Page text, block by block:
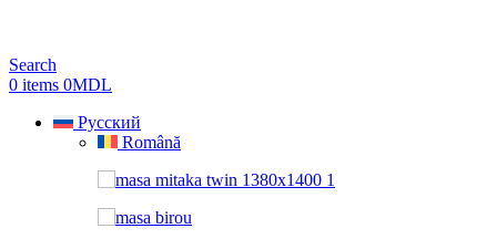
Search
0 items 0MDL
Русский
Română